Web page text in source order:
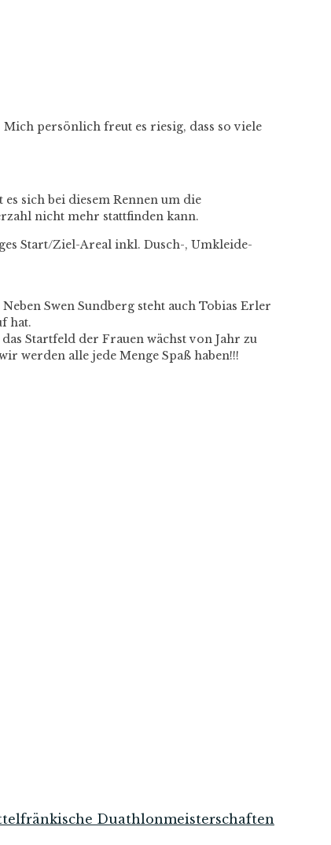
persönlich freut es riesig, dass so viele
sich bei diesem Rennen um die
nicht mehr stattfinden kann.
Start/Ziel-Areal inkl. Dusch-, Umkleide-
Swen Sundberg steht auch Tobias Erler
hat.
Startfeld der Frauen wächst von Jahr zu
werden alle jede Menge Spaß haben!!!
Duathlonmeisterschaften